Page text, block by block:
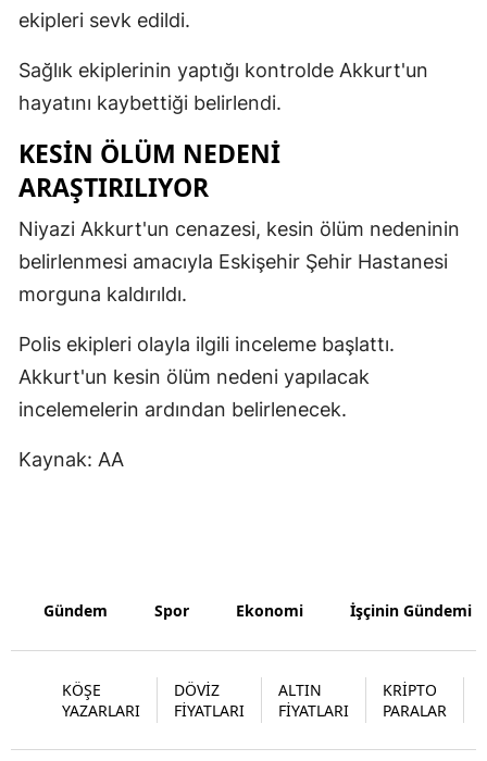
ekipleri sevk edildi.
Sağlık ekiplerinin yaptığı kontrolde Akkurt'un
hayatını kaybettiği belirlendi.
KESIN ÖLÜM NEDENI
ARAŞTIRILIYOR
Niyazi Akkurt'un cenazesi, kesin ölüm nedeninin
belirlenmesi amacıyla Eskişehir Şehir Hastanesi
morguna kaldırıldı.
Polis ekipleri olayla ilgili inceleme başlattı.
Akkurt'un kesin ölüm nedeni yapılacak
incelemelerin ardından belirlenecek.
Kaynak: AA
Gündem Spor Ekonomi İşçinin Gündemi
KÖŞE
YAZARLARI
DÖVİZ
FİYATLARI
ALTIN
FİYATLARI
KRİPTO
PARALAR